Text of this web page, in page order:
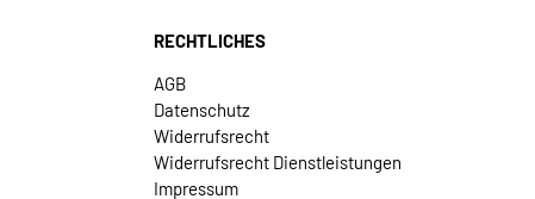
RECHTLICHES
AGB
Datenschutz
Widerrufsrecht
Widerrufsrecht Dienstleistungen
Impressum